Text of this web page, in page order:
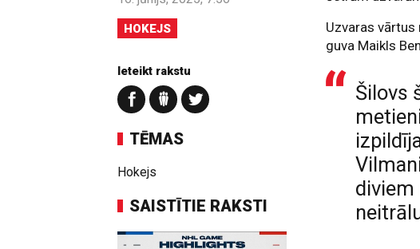
HOKEJS
Ieteikt rakstu
TĒMAS
Hokejs
SAISTĪTIE RAKSTI
Uzvaras
guva Maikls
Šilovs
diviem